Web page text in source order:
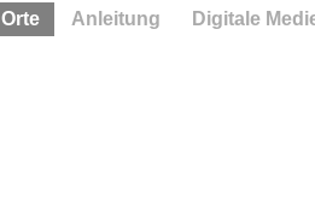
Orte Anleitung Digitale